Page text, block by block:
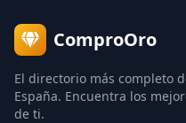
ComproOro
El directorio más completo
España. Encuentra los
de ti.